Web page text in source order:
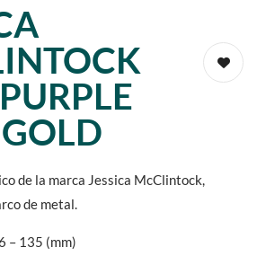
de la marca Jessica McClintock,
de metal.
– 135 (mm)